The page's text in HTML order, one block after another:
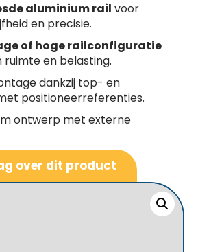
aluminium rail voor
en precisie.
of hoge railconfiguratie
ruimte en belasting.
dankzij top- en
positioneerreferenties.
ontwerp met externe
over dit product